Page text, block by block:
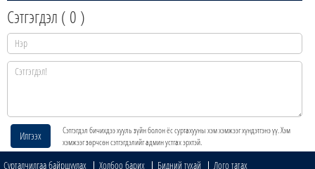
Сэтгэгдэл ( 0 )
Илгээх
Сэтгэгдэл бичихдээ хууль зүйн болон ёс суртахууны хэм хэмжээг хүндэтгэнэ үү. Хэм
хэмжээг зөрчсөн сэтгэгдэлийг админ устгах эрхтэй.
Сурталчилгаа байршуулах Холбоо барих Бидний тухай Лого татах